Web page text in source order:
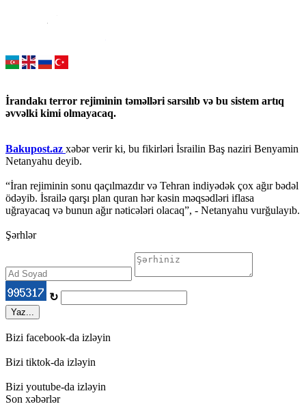
İrandakı terror rejiminin təməlləri sarsılıb və bu sistem artıq
əvvəlki kimi olmayacaq.
Bakupost.az xəbər verir ki, bu fikirləri İsrailin Baş naziri Benyamin
Netanyahu deyib.
“İran rejiminin sonu qaçılmazdır və Tehran indiyədək çox ağır bədəl
ödəyib. İsrailə qarşı plan quran hər kəsin məqsədləri iflasa
uğrayacaq və bunun ağır nəticələri olacaq”, - Netanyahu vurğulayıb.
Şərhlər
↻
Yaz...
Bizi facebook-da izləyin
Bizi tiktok-da izləyin
Bizi youtube-da izləyin
Son xəbərlər